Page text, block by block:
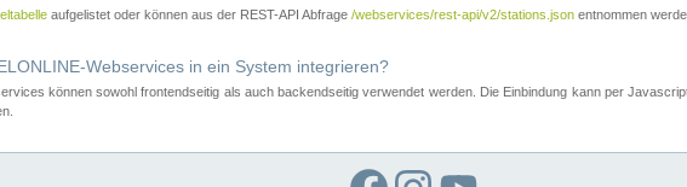
aufgelistet oder können aus der REST-API Abfrage /webservices/rest-api/v2/stations.json entnommen
Webservices in ein System integrieren?
können sowohl frontendseitig als auch backendseitig verwendet werden. Die Einbindung kann per